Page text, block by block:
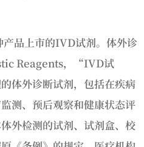
品上市的IVD试剂。体外诊
Reagents，“IVD试
体外诊断试剂，包括在疾病
测、预后观察和健康状态评
外检测的试剂、试剂盒、校